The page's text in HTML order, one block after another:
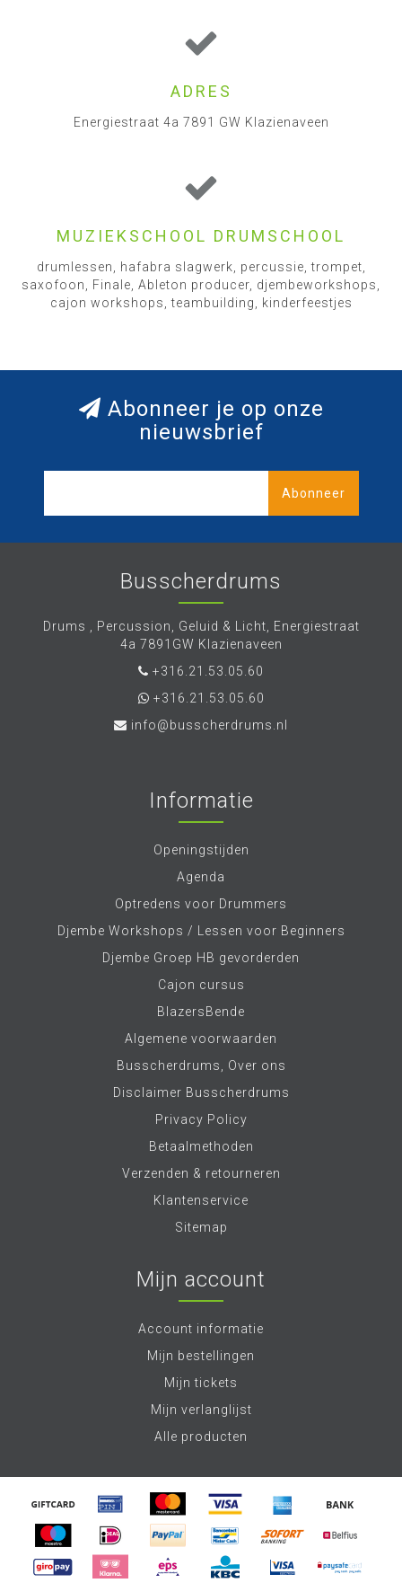
ADRES
Energiestraat 4a 7891 GW Klazienaveen
MUZIEKSCHOOL DRUMSCHOOL
drumlessen, hafabra slagwerk, percussie, trompet,
saxofoon, Finale, Ableton producer, djembeworkshops,
cajon workshops, teambuilding, kinderfeestjes
Abonneer je op onze
nieuwsbrief
Abonneer
Busscherdrums
Drums , Percussion, Geluid & Licht, Energiestraat
4a 7891GW Klazienaveen
+316.21.53.05.60
+316.21.53.05.60
info@busscherdrums.nl
Informatie
Openingstijden
Agenda
Optredens voor Drummers
Djembe Workshops / Lessen voor Beginners
Djembe Groep HB gevorderden
Cajon cursus
BlazersBende
Algemene voorwaarden
Busscherdrums, Over ons
Disclaimer Busscherdrums
Privacy Policy
Betaalmethoden
Verzenden & retourneren
Klantenservice
Sitemap
Mijn account
Account informatie
Mijn bestellingen
Mijn tickets
Mijn verlanglijst
Alle producten